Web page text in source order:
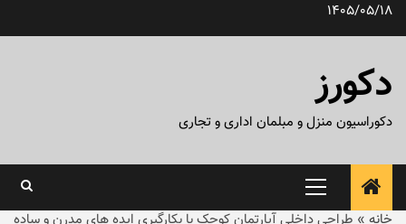
پرش1405/05/18
دکورز
دکوراسیون منزل و مبلمان اداری و تجاری
منوی
اصلی